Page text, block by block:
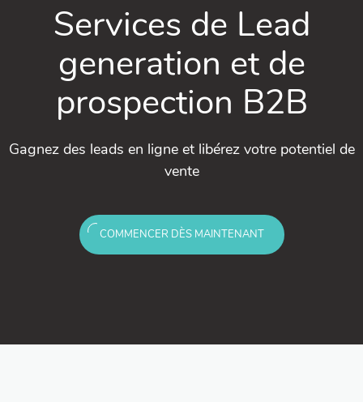
Services de Lead
generation et de
prospection B2B
Gagnez des leads en ligne et libérez votre potentiel de
vente
COMMENCER DÈS MAINTENANT